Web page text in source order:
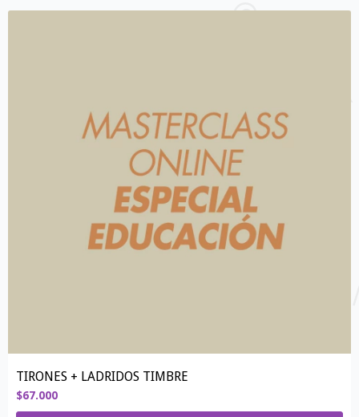
TIRONES + LADRIDOS TIMBRE
$67.000